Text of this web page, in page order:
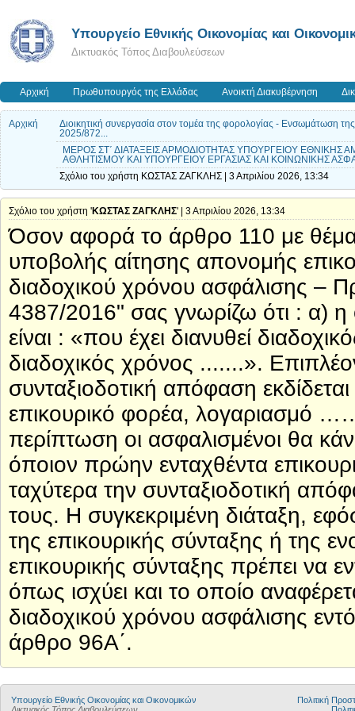
Υπουργείο Εθνικής Οικονομίας και
Δικτυακός Τόπος Διαβουλεύσεων
Αρχική Πρωθυπουργός της Ελλάδας Ανοικτή Διακυβέρνηση
Αρχική
Διοικητική συνεργασία στον τομέα της φορολογίας - Ενσωμάτωση
2025/872...
ΜΕΡΟΣ ΣΤ΄ ΔΙΑΤΑΞΕΙΣ ΑΡΜΟΔΙΟΤΗΤΑΣ ΥΠΟΥΡΓΕΙΟΥ
ΑΘΛΗΤΙΣΜΟΥ ΚΑΙ ΥΠΟΥΡΓΕΙΟΥ ΕΡΓΑΣΙΑΣ ΚΑΙ ΚΟΙΝΩΝΙΚΗΣ
Σχόλιο του χρήστη ΚΩΣΤΑΣ ΖΑΓΚΛΗΣ | 3 Απριλίου 2026, 13:34
Σχόλιο του χρήστη 'ΚΩΣΤΑΣ ΖΑΓΚΛΗΣ' | 3 Απριλίου 2026, 13:34
Όσον αφορά το άρθρο 110 με
υποβολής αίτησης απονομής
διαδοχικού χρόνου ασφάλισης –
4387/2016" σας γνωρίζω ότι : α)
είναι : «που έχει διανυθεί
διαδοχικός χρόνος .......».
συνταξιοδοτική απόφαση
επικουρικό φορέα, λογαριασμό
περίπτωση οι ασφαλισμένοι θα
όποιον πρώην ενταχθέντα
ταχύτερα την συνταξιοδοτική
τους. Η συγκεκριμένη διάταξη,
της επικουρικής σύνταξης ή της
επικουρικής σύνταξης πρέπει να
όπως ισχύει και το οποίο
διαδοχικού χρόνου ασφάλισης
άρθρο 96Α΄.
Υπουργείο Εθνικής Οικονομίας και Οικονομικών
Πολιτική